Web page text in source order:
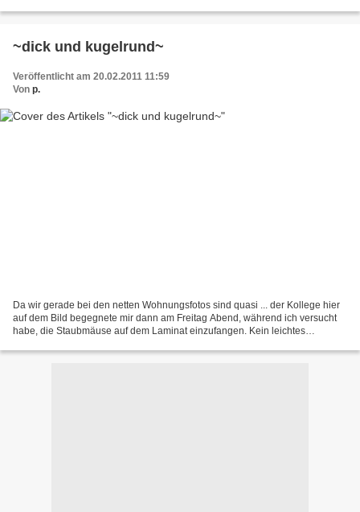
~dick und kugelrund~
Veröffentlicht am 20.02.2011 11:59
Von p.
Da wir gerade bei den netten Wohnungsfotos sind quasi ... der Kollege hier
auf dem Bild begegnete mir dann am Freitag Abend, während ich versucht
habe, die Staubmäuse auf dem Laminat einzufangen. Kein leichtes